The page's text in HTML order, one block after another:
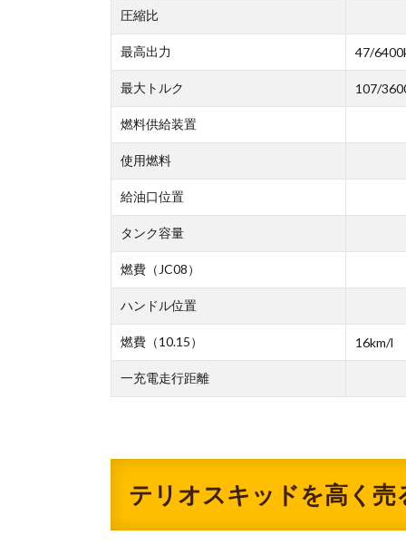
圧縮比
最高出力 47/
最大トルク 107/
燃料供給装置
使用燃料
給油口位置
タンク容量
燃費（JC08）
ハンドル位置
燃費（10.15） 16km/l
一充電走行距離
テリオスキッドを高く売